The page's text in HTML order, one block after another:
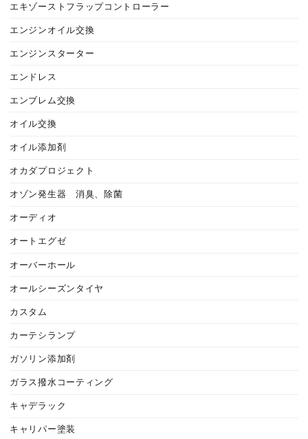
エキゾーストフラップコントローラー
エンジンオイル交換
エンジンスターター
エンドレス
エンブレム交換
オイル交換
オイル添加剤
オカダプロジェクト
オゾン発生器 消臭、除菌
オーディオ
オートエグゼ
オーバーホール
オールシーズンタイヤ
カスタム
カーテシランプ
ガソリン添加剤
ガラス撥水コーティング
キャデラック
キャリパー塗装